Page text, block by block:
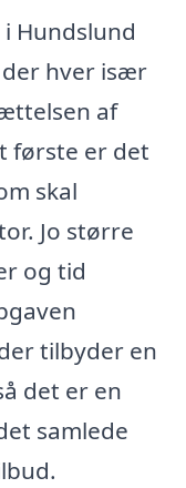
Hundslund
hver især
af
første er det
skal
Jo større
og tid
tilbyder en
det er en
samlede